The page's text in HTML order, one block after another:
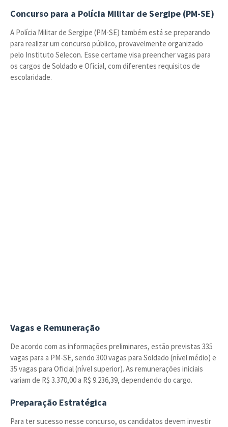
Concurso para a Polícia Militar de Sergipe (PM-SE)
A Polícia Militar de Sergipe (PM-SE) também está se preparando
para realizar um concurso público, provavelmente organizado
pelo Instituto Selecon. Esse certame visa preencher vagas para
os cargos de Soldado e Oficial, com diferentes requisitos de
escolaridade.
Vagas e Remuneração
De acordo com as informações preliminares, estão previstas 335
vagas para a PM-SE, sendo 300 vagas para Soldado (nível médio) e
35 vagas para Oficial (nível superior). As remunerações iniciais
variam de R$ 3.370,00 a R$ 9.236,39, dependendo do cargo.
Preparação Estratégica
Para ter sucesso nesse concurso, os candidatos devem investir